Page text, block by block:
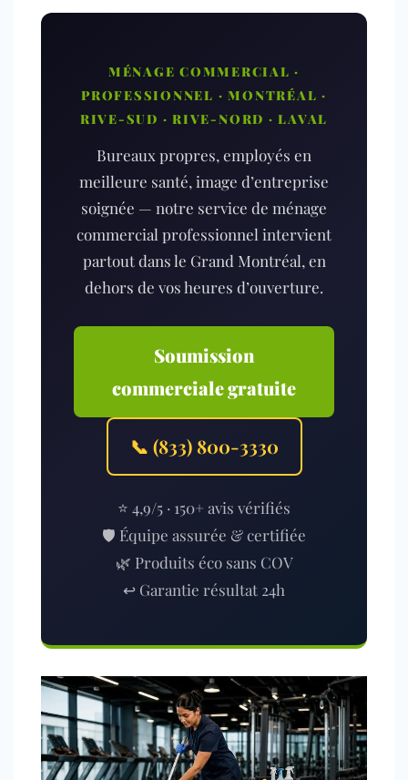
MÉNAGE COMMERCIAL ·
PROFESSIONNEL · MONTRÉAL ·
RIVE-SUD · RIVE-NORD · LAVAL
Bureaux propres, employés en
meilleure santé, image d’entreprise
soignée — notre service de ménage
commercial professionnel intervient
partout dans le Grand Montréal, en
dehors de vos heures d’ouverture.
Soumission
commerciale gratuite
📞 (833) 800-3330
⭐ 4,9/5 · 150+ avis vérifiés
🛡️ Équipe assurée & certifiée
🌿 Produits éco sans COV
↩️ Garantie résultat 24h